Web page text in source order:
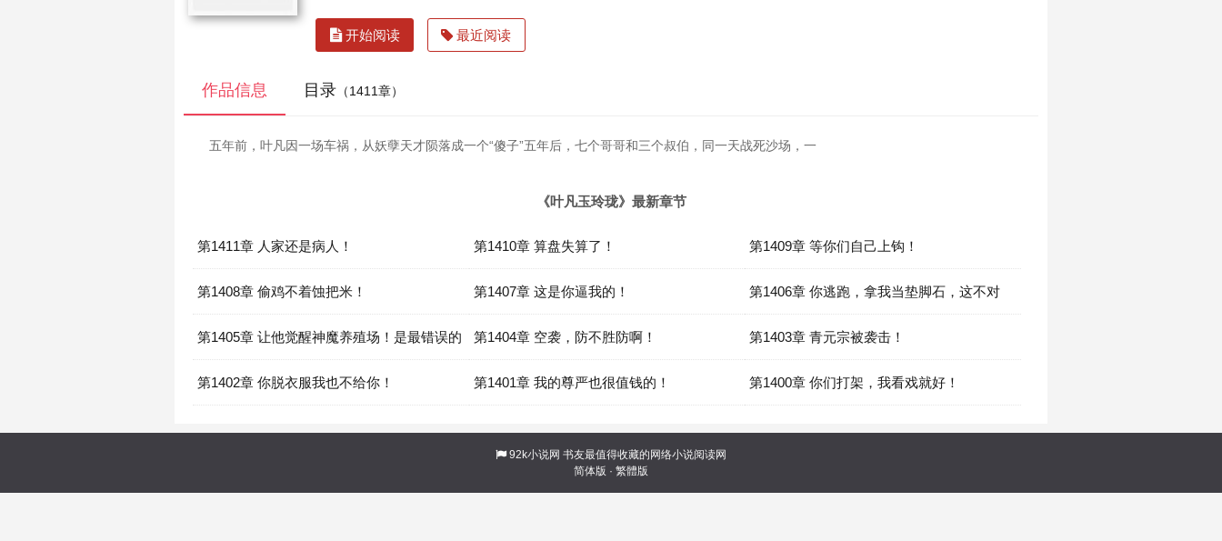
开始阅读 最近阅读
作品信息 目录 （1411章）
五年前，叶凡因一场车祸，从妖孽天才陨落成一个“傻子”五年后，七个哥哥和三个叔伯，同一天战死沙场，一
《叶凡玉玲珑》最新章节
第1411章 人家还是病人！ 第1410章 算盘失算了！ 第1409章 等你们自己上钩！
第1408章 偷鸡不着蚀把米！ 第1407章 这是你逼我的！ 第1406章 你逃跑，拿我当垫脚石，这不对
吧！
第1405章 让他觉醒神魔养殖场！是最错误的
纰漏！
第1404章 空袭，防不胜防啊！ 第1403章 青元宗被袭击！
第1402章 你脱衣服我也不给你！ 第1401章 我的尊严也很值钱的！ 第1400章 你们打架，我看戏就好！
92k小说网 书友最值得收藏的网络小说阅读网
简体版 · 繁體版